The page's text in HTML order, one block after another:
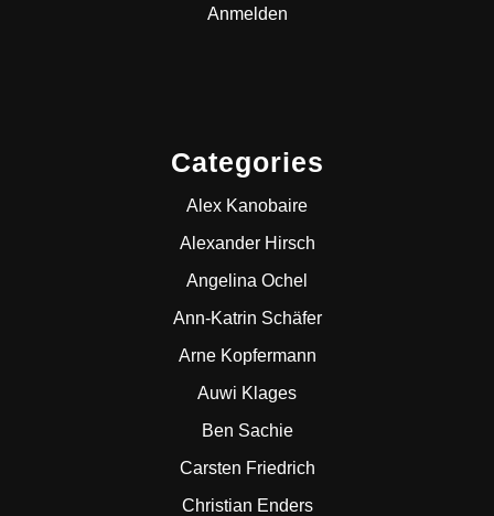
Anmelden
Categories
Alex Kanobaire
Alexander Hirsch
Angelina Ochel
Ann-Katrin Schäfer
Arne Kopfermann
Auwi Klages
Ben Sachie
Carsten Friedrich
Christian Enders